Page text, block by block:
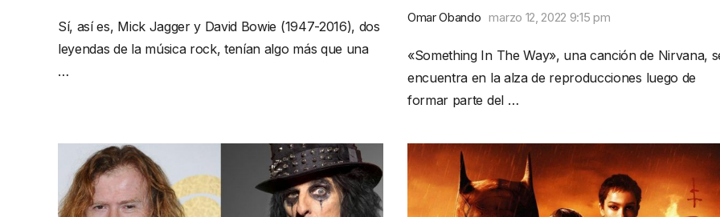
Sí, así es, Mick Jagger y David Bowie (1947-2016), dos
leyendas de la música rock, tenían algo más que una
…
Omar Obando marzo 12, 2022 9:15 pm
«Something In The Way», una canción de Nirvana,
encuentra en la alza de reproducciones luego de
formar parte del …